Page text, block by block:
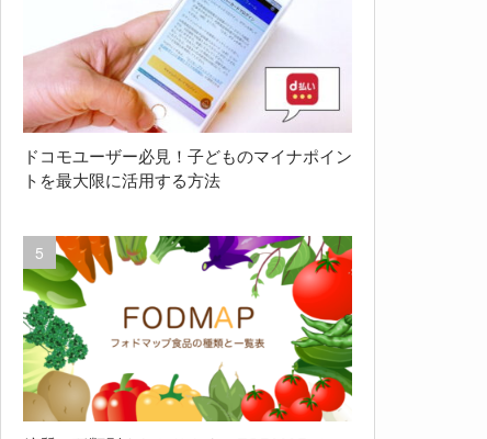
ドコモユーザー必見！子どものマイナポイン
トを最大限に活用する方法